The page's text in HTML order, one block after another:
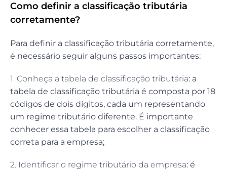
Como definir a classificação tributária
corretamente?
Para definir a classificação tributária corretamente,
é necessário seguir alguns passos importantes:
1. Conheça a tabela de classificação tributária: a
tabela de classificação tributária é composta por 18
códigos de dois dígitos, cada um representando
um regime tributário diferente. É importante
conhecer essa tabela para escolher a classificação
correta para a empresa;
2. Identificar o regime tributário da empresa: é